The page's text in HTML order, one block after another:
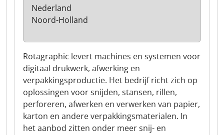
Rotagraphic levert machines en systemen voor
digitaal drukwerk, afwerking en
verpakkingsproductie. Het bedrijf richt zich op
oplossingen voor snijden, stansen, rillen,
perforeren, afwerken en verwerken van papier,
karton en andere verpakkingsmaterialen. In
het aanbod zitten onder meer snij- en
Nederland
Noord-Holland